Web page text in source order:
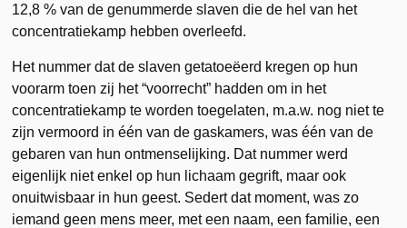
12,8 % van de genummerde slaven die de hel van het
concentratiekamp hebben overleefd.
Het nummer dat de slaven getatoeëerd kregen op hun
voorarm toen zij het “voorrecht” hadden om in het
concentratiekamp te worden toegelaten, m.a.w. nog niet te
zijn vermoord in één van de gaskamers, was één van de
gebaren van hun ontmenselijking. Dat nummer werd
eigenlijk niet enkel op hun lichaam gegrift, maar ook
onuitwisbaar in hun geest. Sedert dat moment, was zo
iemand geen mens meer, met een naam, een familie, een